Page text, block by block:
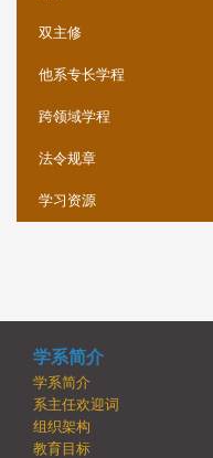
双主修
他系专长学程
跨领域学程
法令规章
学习资源
学系简介
学系简介
系主任欢迎词
组织架构
教育目标